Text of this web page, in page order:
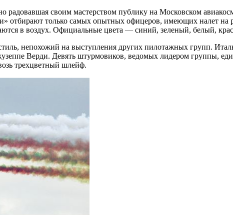
радовавшая своим мастерством публику на Московском
отбирают только самых опытных офицеров, имеющих налет на
в воздух. Официальные цвета — синий, зеленый, белый,
непохожий на выступления других пилотажных групп.
Верди. Девять штурмовиков, ведомых лидером группы,
трехцветный шлейф.